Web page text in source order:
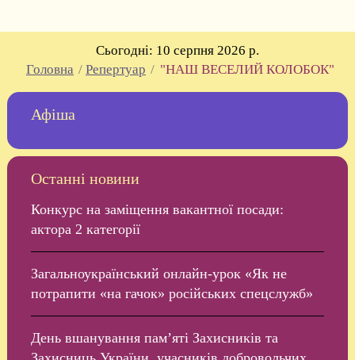
Головна / Репертуар / "НАШ ВЕСЕЛИЙ КОЛОБОК"
Cьогодні: 10 серпня 2026 р.
Останні новини
Конкурс на заміщення вакантної посади:
актора 2 категорії
Загальноукраїнський онлайн-урок «Як не
потрапити «на гачок» російських спецслужб»
День вшанування пам’яті Захисників та
Афіша